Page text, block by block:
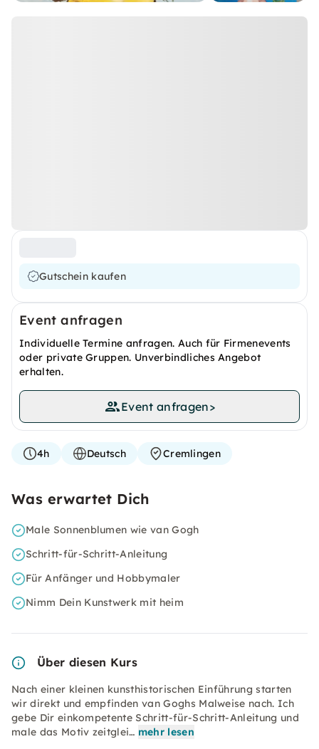
Gutschein kaufen
Event anfragen
Individuelle Termine anfragen. Auch für Firmenevents
oder private Gruppen. Unverbindliches Angebot
erhalten.
Event anfragen>
4h Deutsch Cremlingen
Was erwartet Dich
Male Sonnenblumen wie van Gogh
Schritt-für-Schritt-Anleitung
Für Anfänger und Hobbymaler
Nimm Dein Kunstwerk mit heim
Über diesen Kurs
Nach einer kleinen kunsthistorischen Einführung starten
wir direkt und empfinden van Goghs Malweise nach. Ich
gebe Dir einkompetente Schritt-für-Schritt-Anleitung und
male das Motiv zeitglei… mehr lesen